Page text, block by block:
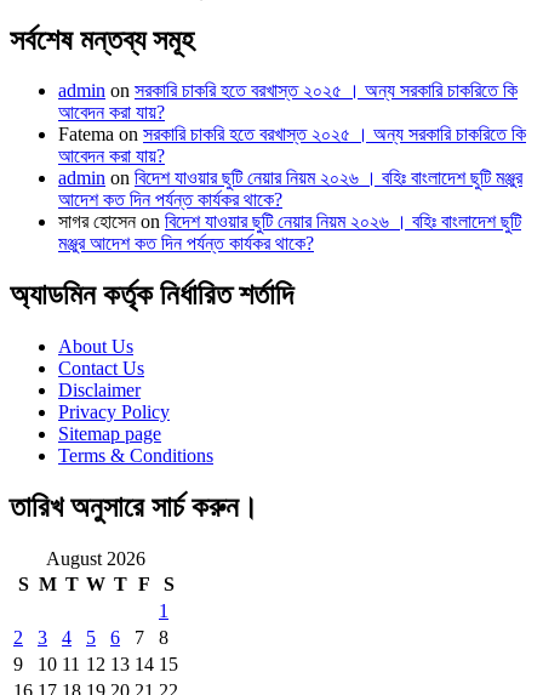
সর্বশেষ মন্তব্য সমূহ
admin on সরকারি চাকরি হতে বরখাস্ত ২০২৫ । অন্য সরকারি চাকরিতে কি
আবেদন করা যায়?
Fatema on সরকারি চাকরি হতে বরখাস্ত ২০২৫ । অন্য সরকারি চাকরিতে কি
আবেদন করা যায়?
admin on বিদেশ যাওয়ার ছুটি নেয়ার নিয়ম ২০২৬ । বহিঃ বাংলাদেশ ছুটি মঞ্জুর
আদেশ কত দিন পর্যন্ত কার্যকর থাকে?
সাগর হোসেনon বিদেশ যাওয়ার ছুটি নেয়ার নিয়ম ২০২৬ । বহিঃ বাংলাদেশ ছুটি
মঞ্জুর আদেশ কত দিন পর্যন্ত কার্যকর থাকে?
অ্যাডমিন কর্তৃক নির্ধারিত শর্তাদি
About Us
Contact Us
Disclaimer
Privacy Policy
Sitemap page
Terms & Conditions
তারিখ অনুসারে সার্চ করুন।
August 2026
S M T W T F
S
1
2
3 4 5 6 7
8
9
10 11 12 13 14 15
16 17 18 19 20 21 22